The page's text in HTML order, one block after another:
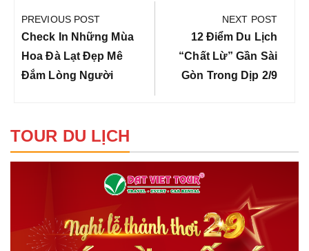
hướng
bài
viết
PREVIOUS POST
Previous
Post:
Check In Những Mùa
Hoa Đà Lạt Đẹp Mê
Đắm Lòng Người
NEXT POST
Next
Post:
12 Điểm Du Lịch
“chất Lừ” Gần Sài
Gòn Trong Dịp 2/9
TOUR DU LỊCH